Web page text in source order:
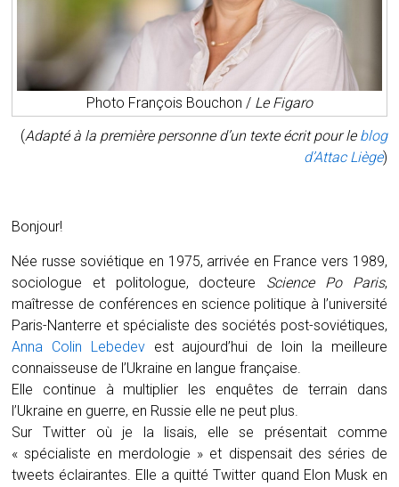
Photo François Bouchon / Le Figaro
(Adapté à la première personne d’un texte écrit pour le blog
d’Attac Liège)
Bonjour!
Née russe soviétique en 1975, arrivée en France vers 1989,
sociologue et politologue, docteure Science Po Paris,
maîtresse de conférences en science politique à l’université
Paris-Nanterre et spécialiste des sociétés post-soviétiques,
Anna Colin Lebedevest aujourd’hui de loin la meilleure
connaisseuse de l’Ukraine en langue française.
Elle continue à multiplier les enquêtes de terrain dans
l’Ukraine en guerre, en Russie elle ne peut plus.
Sur Twitter où je la lisais, elle se présentait comme
« spécialiste en merdologie » et dispensait des séries de
tweets éclairantes. Elle a quitté Twitter quand Elon Musk en